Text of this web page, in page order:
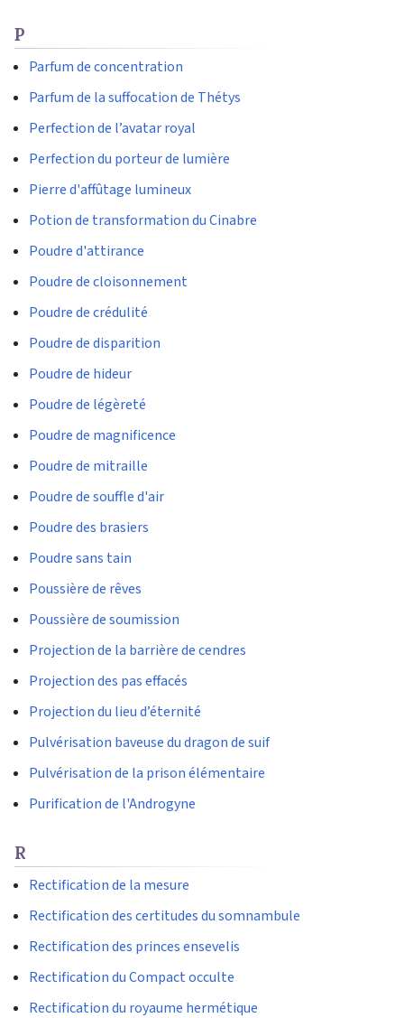
P
Parfum de concentration
Parfum de la suffocation de Thétys
Perfection de l’avatar royal
Perfection du porteur de lumière
Pierre d'affûtage lumineux
Potion de transformation du Cinabre
Poudre d'attirance
Poudre de cloisonnement
Poudre de crédulité
Poudre de disparition
Poudre de hideur
Poudre de légèreté
Poudre de magnificence
Poudre de mitraille
Poudre de souffle d'air
Poudre des brasiers
Poudre sans tain
Poussière de rêves
Poussière de soumission
Projection de la barrière de cendres
Projection des pas effacés
Projection du lieu d’éternité
Pulvérisation baveuse du dragon de suif
Pulvérisation de la prison élémentaire
Purification de l'Androgyne
R
Rectification de la mesure
Rectification des certitudes du somnambule
Rectification des princes ensevelis
Rectification du Compact occulte
Rectification du royaume hermétique